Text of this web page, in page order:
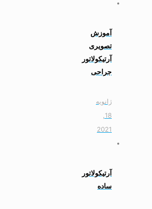
آموزش
تصویری
آرتیکولاتور
جراحی
ژانویه
18,
2021
آرتیکولاتور
ساده